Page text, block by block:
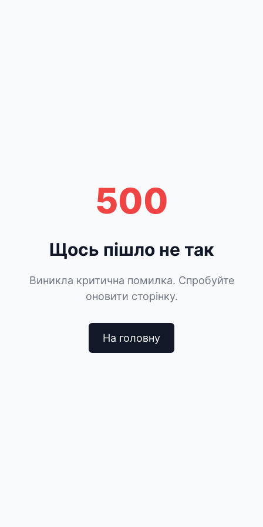
500
Щось пішло не так
Виникла критична помилка. Спробуйте
оновити сторінку.
На головну